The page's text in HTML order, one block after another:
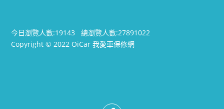
今日瀏覽人數:19143總瀏覽人數:27891022
Copyright © 2022 OiCar 我愛車保修網